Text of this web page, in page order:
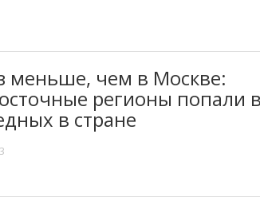
меньше, чем в Москве:
регионы попали
в стране